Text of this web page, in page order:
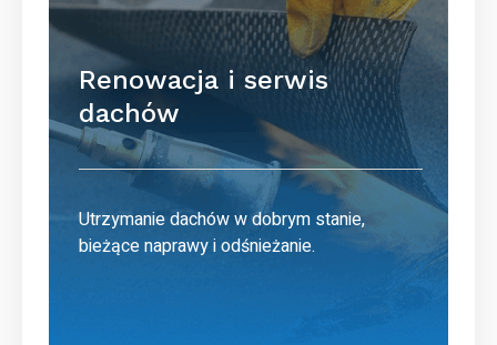
Renowacja i serwis
dachów
Utrzymanie dachów w dobrym stanie,
bieżące naprawy i odśnieżanie.